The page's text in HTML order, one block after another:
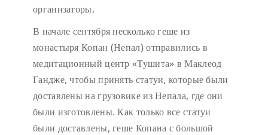
организаторы.
В начале сентября несколько геше из
монастыря Копан (Непал) отправились в
медитационный центр «Тушита» в Маклеод
Гандже, чтобы принять статуи, которые были
доставлены на грузовике из Непала, где они
были изготовлены. Как только все статуи
были доставлены, геше Копана с большой